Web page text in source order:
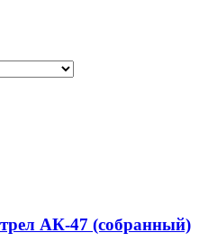
АК-47 (собранный)